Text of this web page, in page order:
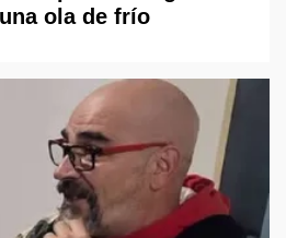
ola de frío